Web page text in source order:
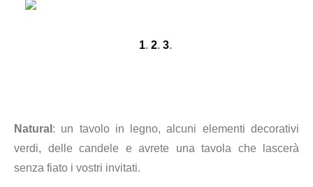
1. 2. 3.
Natural : un tavolo in legno, alcuni elementi decorativi
verdi, delle candele e avrete una tavola che lascerà
senza fiato i vostri invitati.